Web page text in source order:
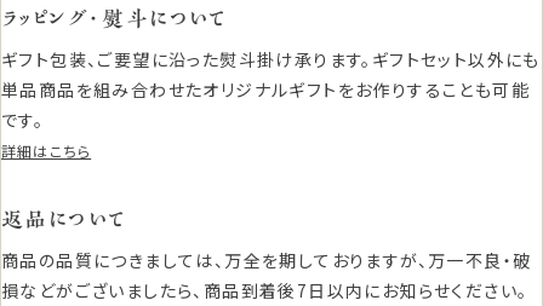
ラッピング・熨斗について
ギフト包装、ご要望に沿った熨斗掛け承ります。ギフトセット以外にも
単品商品を組み合わせたオリジナルギフトをお作りすることも可能
です。
詳細はこちら
返品について
商品の品質につきましては、万全を期しておりますが、万一不良・破
損などがございましたら、商品到着後7日以内にお知らせください。